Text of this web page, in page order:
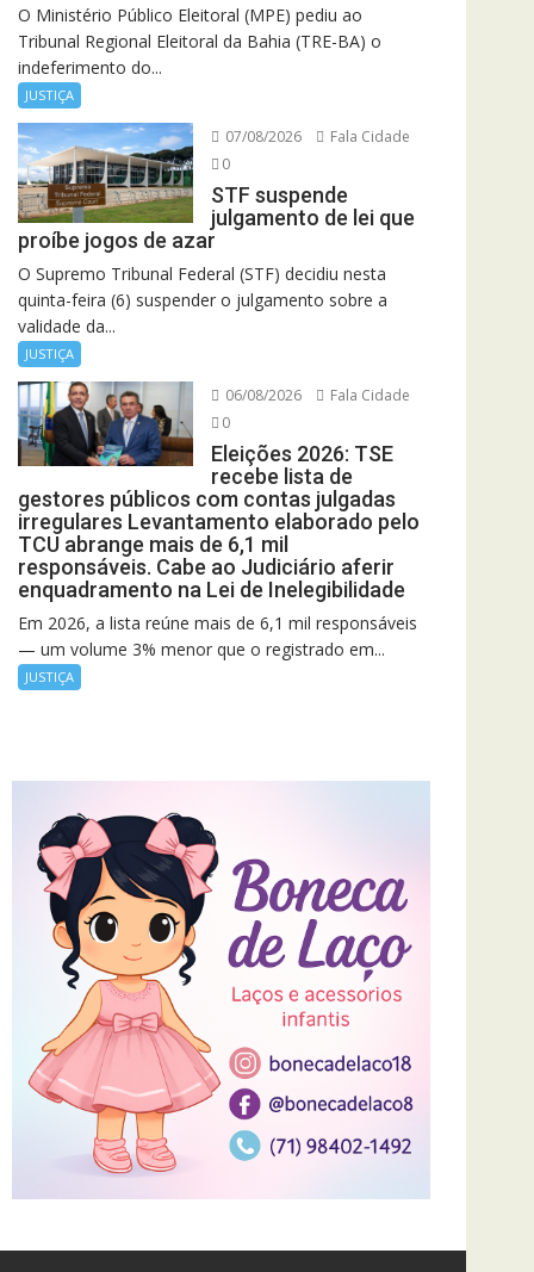
O Ministério Público Eleitoral (MPE) pediu ao
Tribunal Regional Eleitoral da Bahia (TRE-BA) o
indeferimento do...
JUSTIÇA
07/08/2026
Fala Cidade
0
STF suspende
julgamento de lei que
proíbe jogos de azar
O Supremo Tribunal Federal (STF) decidiu nesta
quinta-feira (6) suspender o julgamento sobre a
validade da...
JUSTIÇA
06/08/2026
Fala Cidade
0
Eleições 2026: TSE
recebe lista de
gestores públicos com contas julgadas
irregulares Levantamento elaborado pelo
TCU abrange mais de 6,1 mil
responsáveis. Cabe ao Judiciário aferir
enquadramento na Lei de Inelegibilidade
Em 2026, a lista reúne mais de 6,1 mil responsáveis
— um volume 3% menor que o registrado em...
JUSTIÇA